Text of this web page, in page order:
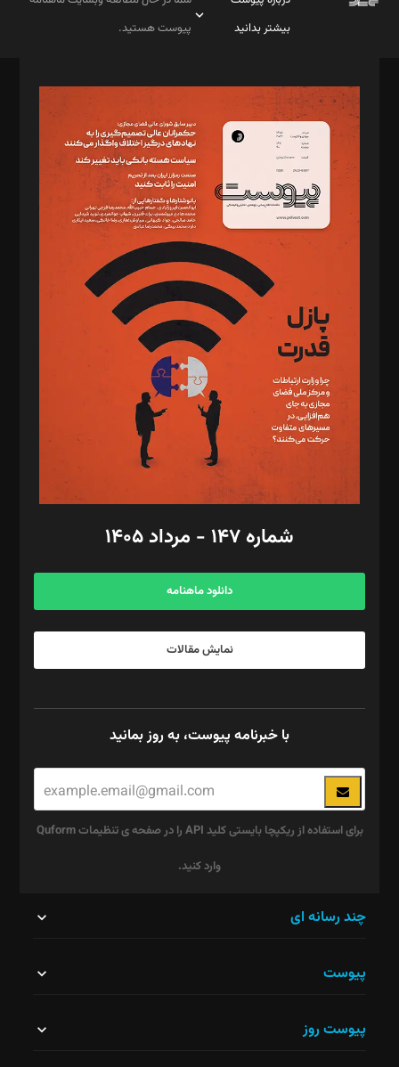
بیشتر بدانید
پیوست هستید.
مدیر مسئول: محمدباقر اثنی‌عشری
سردبیر: مهرک محمودی
دبیر تحریریه: میثم قاسمی
د‌بیر ناداستان: سمانه سمیع
د‌بیر خدمت و تجارت: ابوالفضل رجبی
د‌بیر حقوق فناوری: حسام‌الدین ایپکچی
د‌بیر پیوست جهان: مینا پاکدل
د‌بیر تحریریه آنلاین: بابک نقاش
تحریریه‌: مجتبی محمود‌ی، آرش برهمند، یسنا امان‌پور، سروش کرمیان،
مصطفی مسجدی آرانی، ابوالفضل رجبی، زهرا فکرانه، فائزه فتحی
رستمی،مصطفی باستان
ویرایش: نگار استاد‌‌آقا
طراح یونیفرم: مجید توکلی
فیلمبرداری و عکاسی: امیر شفیعی، مانی لطفی زاده
گرافیک و صفحه‌آرایی: سید‌سبحان‌علی ثابت
مد‌یر توسعه تجاری: کامبیز برید‌
امور مالی: شاپور رهبری، محمد‌ کاظمی‌نیا
آگهی و مشترکین: ۰۹۱۹۹۹۹۰۴۵۴
شماره ۱۴۷ - مرداد ۱۴۰۵
دانلود ماهنامه
نمایش مقالات
با خبرنامه پیوست، به روز بمانید
برای استفاده از ریکپچا بایستی کلید API را در صفحه ی تنظیمات Quform
وارد کنید.
نباید
چند رسانه ای
پیوست
پیوست روز